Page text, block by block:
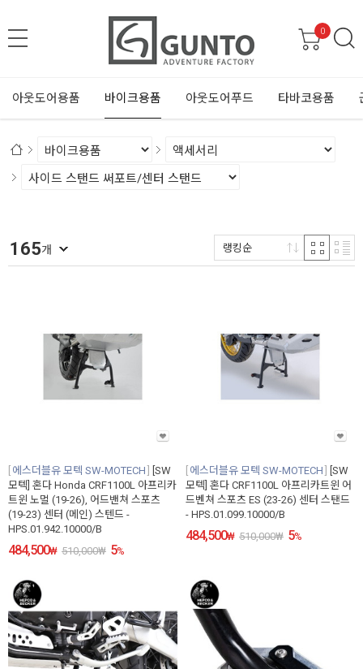
0
아웃도어용품 바이크용품 아웃도어푸드 타바코용품
165개 랭킹순
에스더블유 모텍 SW-MOTECH
[SW
모텍] 혼다 Honda CRF1100L 아프리카
트윈 노멀 (19-26), 어드밴쳐 스포츠
(19-23) 센터 (메인) 스텐드 -
HPS.01.942.10000/B
484,500₩ 510,000₩ 5%
에스더블유 모텍 SW-MOTECH
[SW
모텍] 혼다 CRF1100L 아프리카트윈 어
드벤쳐 스포츠 ES (23-26) 센터 스탠드
- HPS.01.099.10000/B
484,500₩ 510,000₩ 5%